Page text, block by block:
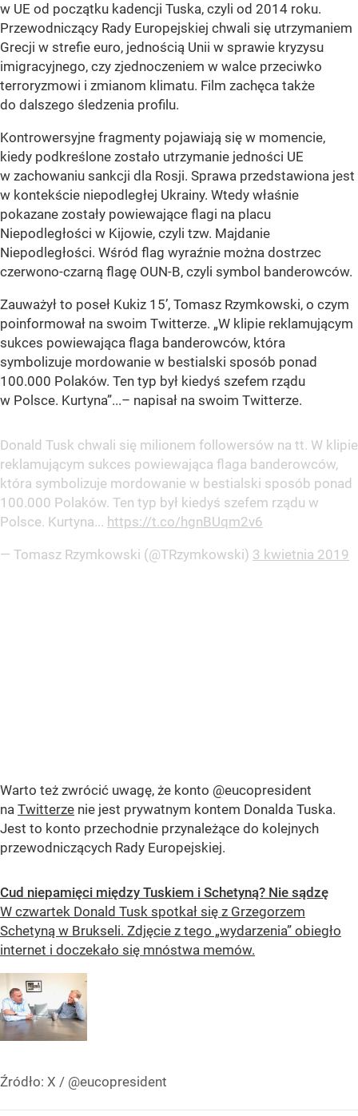
w UE od początku kadencji Tuska, czyli od 2014 roku.
Przewodniczący Rady Europejskiej chwali się utrzymaniem
Grecji w strefie euro, jednością Unii w sprawie kryzysu
imigracyjnego, czy zjednoczeniem w walce przeciwko
terroryzmowi i zmianom klimatu. Film zachęca także
do dalszego śledzenia profilu.
Kontrowersyjne fragmenty pojawiają się w momencie,
kiedy podkreślone zostało utrzymanie jedności UE
w zachowaniu sankcji dla Rosji. Sprawa przedstawiona jest
w kontekście niepodległej Ukrainy. Wtedy właśnie
pokazane zostały powiewające flagi na placu
Niepodległości w Kijowie, czyli tzw. Majdanie
Niepodległości. Wśród flag wyraźnie można dostrzec
czerwono-czarną flagę OUN-B, czyli symbol banderowców.
Zauważył to poseł Kukiz 15’, Tomasz Rzymkowski, o czym
poinformował na swoim Twitterze. „W klipie reklamującym
sukces powiewająca flaga banderowców, która
symbolizuje mordowanie w bestialski sposób ponad
100.000 Polaków. Ten typ był kiedyś szefem rządu
w Polsce. Kurtyna”...– napisał na swoim Twitterze.
Donald Tusk chwali się milionem followersów na tt. W klipie
reklamującym sukces powiewająca flaga banderowców,
która symbolizuje mordowanie w bestialski sposób ponad
100.000 Polaków. Ten typ był kiedyś szefem rządu w
Polsce. Kurtyna... https://t.co/hgnBUqm2v6
— Tomasz Rzymkowski (@TRzymkowski) 3 kwietnia 2019
Warto też zwrócić uwagę, że konto @eucopresident
na Twitterze nie jest prywatnym kontem Donalda Tuska.
Jest to konto przechodnie przynależące do kolejnych
przewodniczących Rady Europejskiej.
Cud niepamięci między Tuskiem i Schetyną? Nie sądzę
W czwartek Donald Tusk spotkał się z Grzegorzem
Schetyną w Brukseli. Zdjęcie z tego „wydarzenia” obiegło
internet i doczekało się mnóstwa memów.
Źródło: X / @eucopresident